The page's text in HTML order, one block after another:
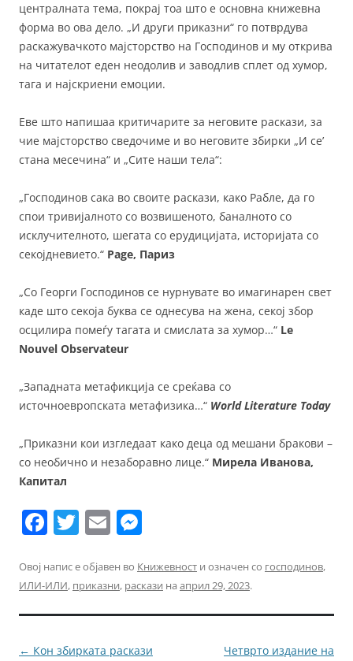
централната тема, покрај тоа што е основна книжевна
форма во ова дело. „И други приказни“ го потврдува
раскажувачкото мајсторство на Господинов и му открива
на читателот еден неодолив и заводлив сплет од хумор,
тага и најскриени емоции.
Еве што напишаа критичарите за неговите раскази, за
чие мајсторство сведочиме и во неговите збирки „И се’
стана месечина“ и „Сите наши тела“:
„Господинов сака во своите раскази, како Рабле, да го
спои тривијалното со возвишеното, баналното со
исклучителното, шегата со ерудицијата, историјата со
секојдневието.“ Page, Париз
„Со Георги Господинов се нурнувате во имагинарен свет
каде што секоја буква се однесува на жена, секој збор
осцилира помеѓу тагата и смислата за хумор…“ Le
Nouvel Observateur
„Западната метафикција се среќава со
источноевропската метафизика…“ World Literature Today
„Приказни кои изгледаат како деца од мешани бракови –
со необично и незаборавно лице.“ Мирела Иванова,
Капитал
F
c
e
b
o
T
itt
er
E
ai
l
ss
e
n
g
Овој напис е објавен во Книжевност и означен со господинов,
ИЛИ-ИЛИ, приказни, раскази на април 29, 2023.
Навигација
← Кон збирката раскази Четврто издание на